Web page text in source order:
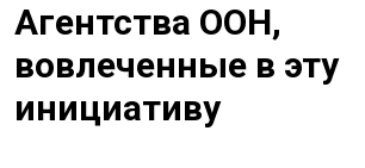
Агентства ООН,
вовлеченные в эту
инициативу